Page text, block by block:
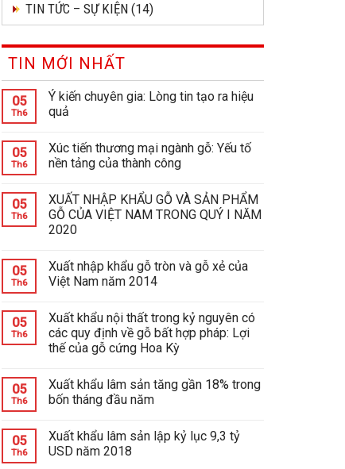
TIN TỨC – SỰ KIỆN (14)
TIN MỚI NHẤT
05
Th6
Ý kiến chuyên gia: Lòng tin tạo ra hiệu
quả
05
Th6
Xúc tiến thương mại ngành gỗ: Yếu tố
nền tảng của thành công
05
Th6
XUẤT NHẬP KHẨU GỖ VÀ SẢN PHẨM
GỖ CỦA VIỆT NAM TRONG QUÝ I NĂM
2020
05
Th6
Xuất nhập khẩu gỗ tròn và gỗ xẻ của
Việt Nam năm 2014
05
Th6
Xuất khẩu nội thất trong kỷ nguyên có
các quy định về gỗ bất hợp pháp: Lợi
thế của gỗ cứng Hoa Kỳ
05
Th6
Xuất khẩu lâm sản tăng gần 18% trong
bốn tháng đầu năm
05
Th6
Xuất khẩu lâm sản lập kỷ lục 9,3 tỷ
USD năm 2018